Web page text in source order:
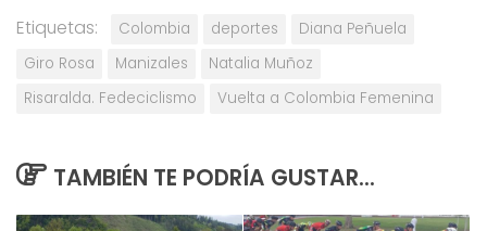
Etiquetas: Colombia deportes
Diana Peñuela
Giro Rosa
Manizales
Natalia Muñoz
Risaralda. Fedeciclismo
Vuelta a Colombia Femenina
TAMBIÉN TE PODRÍA GUSTAR...